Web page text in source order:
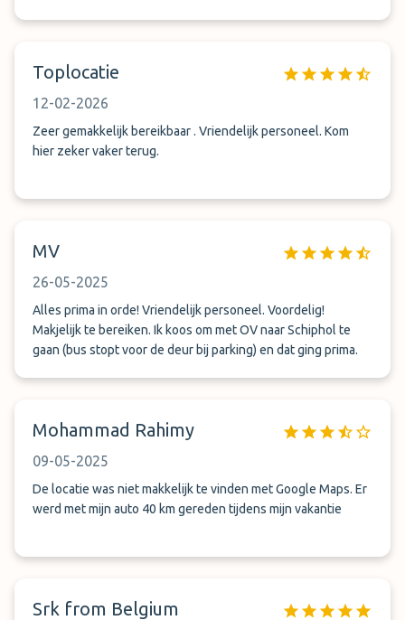
Toplocatie
12-02-2026
Zeer gemakkelijk bereikbaar . Vriendelijk personeel. Kom
hier zeker vaker terug.
MV
26-05-2025
Alles prima in orde! Vriendelijk personeel. Voordelig!
Makjelijk te bereiken. Ik koos om met OV naar Schiphol te
gaan (bus stopt voor de deur bij parking) en dat ging prima.
Mohammad Rahimy
09-05-2025
De locatie was niet makkelijk te vinden met Google Maps. Er
werd met mijn auto 40 km gereden tijdens mijn vakantie
Srk from Belgium